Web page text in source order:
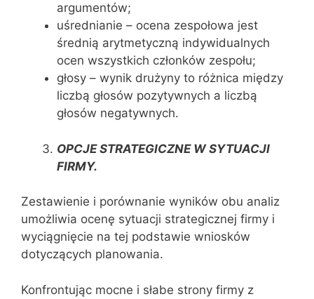
argumentów;
uśrednianie – ocena zespołowa jest
średnią arytmetyczną indywidualnych
ocen wszystkich członków zespołu;
głosy – wynik drużyny to różnica między
liczbą głosów pozytywnych a liczbą
głosów negatywnych.
OPCJE STRATEGICZNE W SYTUACJI
FIRMY.
Zestawienie i porównanie wyników obu analiz
umożliwia ocenę sytuacji strategicznej firmy i
wyciągnięcie na tej podstawie wniosków
dotyczących planowania.
Konfrontując mocne i słabe strony firmy z